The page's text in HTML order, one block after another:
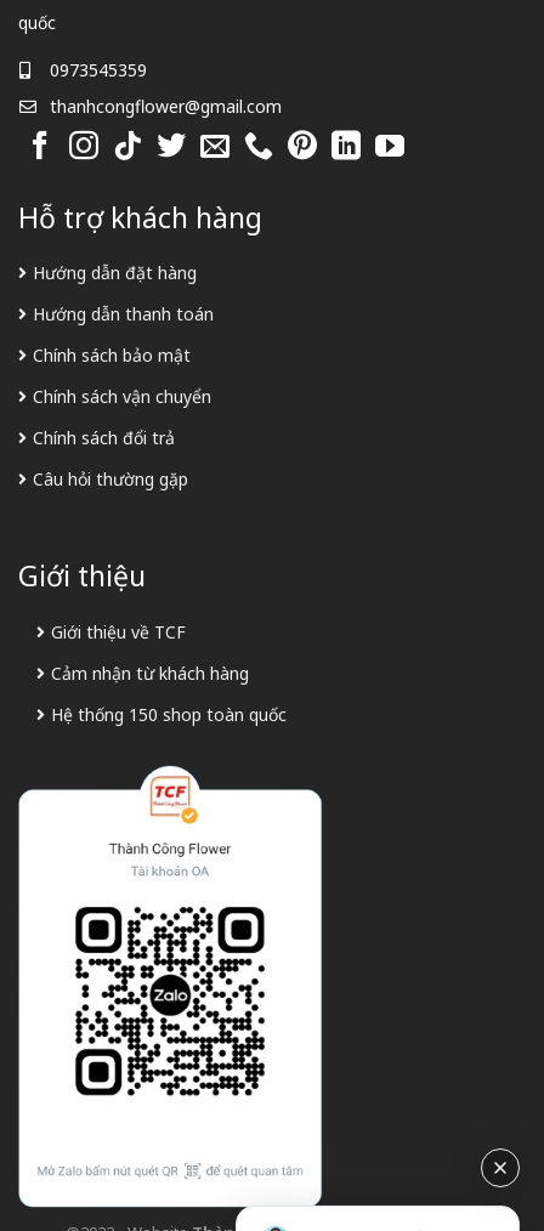
quốc
0973545359
thanhcongflower@gmail.com
Hỗ trợ khách hàng
Hướng dẫn đặt hàng
Hướng dẫn thanh toán
Chính sách bảo mật
Chính sách vận chuyển
Chính sách đổi trả
Câu hỏi thường gặp
Giới thiệu
Giới thiệu về TCF
Cảm nhận từ khách hàng
Hệ thống 150 shop toàn quốc